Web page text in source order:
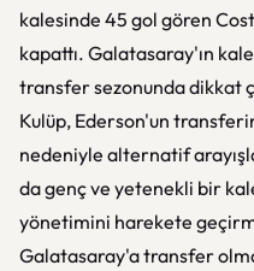
kalesinde 45 gol gören
kapattı. Galatasaray'ın
transfer sezonunda dikkat
Kulüp, Ederson'un
nedeniyle alternatif
da genç ve yetenekli bir
yönetimini harekete
Galatasaray'a transfer